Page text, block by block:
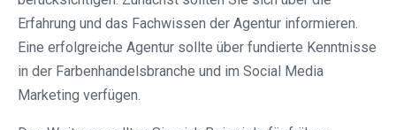
Erfahrung und das Fachwissen der Agentur informieren.
Eine erfolgreiche Agentur sollte über fundierte Kenntnisse
in der Farbenhandelsbranche und im Social Media
Marketing verfügen.